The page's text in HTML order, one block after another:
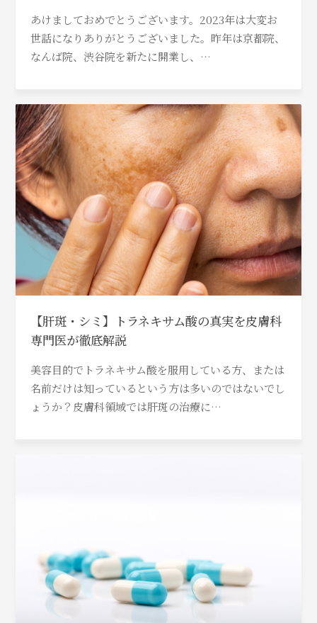
あけましておめでとうございます。2023年は大変お
世話になりありがとうございました。昨年は京都院、
なんば院、渋谷院を新たに開業し、…
【肝斑・シミ】トラネキサム酸の真実を皮膚科
専門医が徹底解説
美容目的でトラネキサム酸を服用している方、または
名前だけは知っているという方は多いのではないでし
ょうか？皮膚科領域では肝斑の治療に…